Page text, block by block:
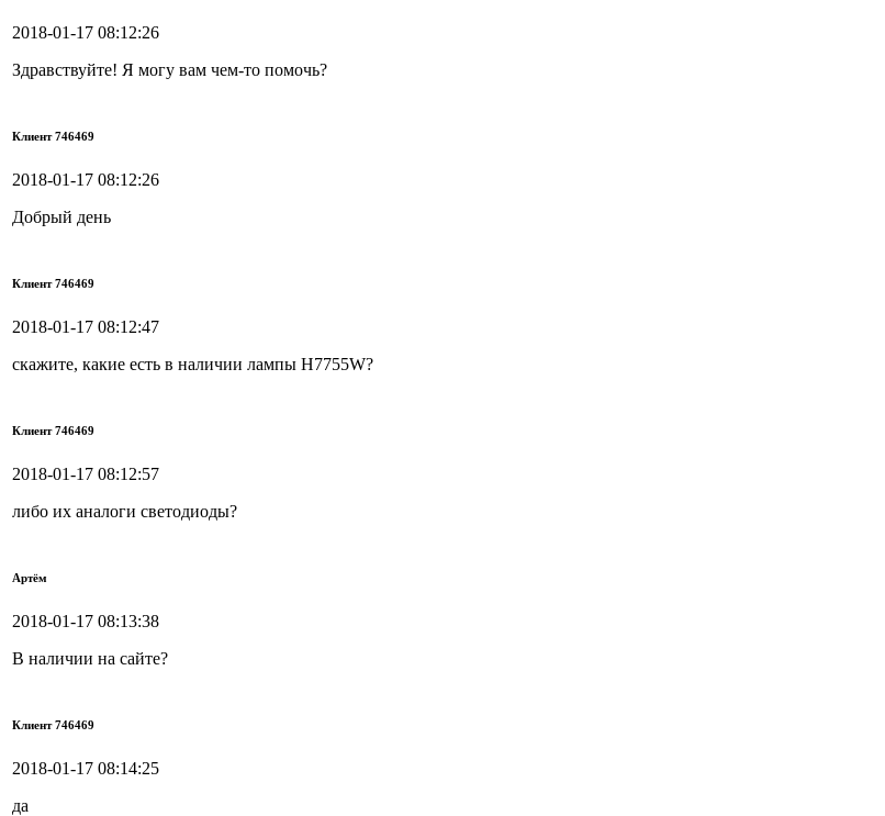
2018-01-17 08:12:26
Здравствуйте! Я могу вам чем-то помочь?
Клиент 746469
2018-01-17 08:12:26
Добрый день
Клиент 746469
2018-01-17 08:12:47
скажите, какие есть в наличии лампы H7755W?
Клиент 746469
2018-01-17 08:12:57
либо их аналоги светодиоды?
Артём
2018-01-17 08:13:38
В наличии на сайте?
Клиент 746469
2018-01-17 08:14:25
да